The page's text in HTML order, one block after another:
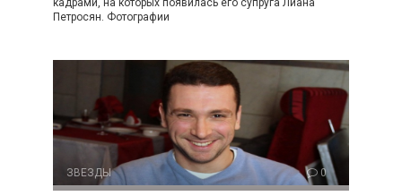
Петросян. Фотографии
ЗВЕЗДЫ 0